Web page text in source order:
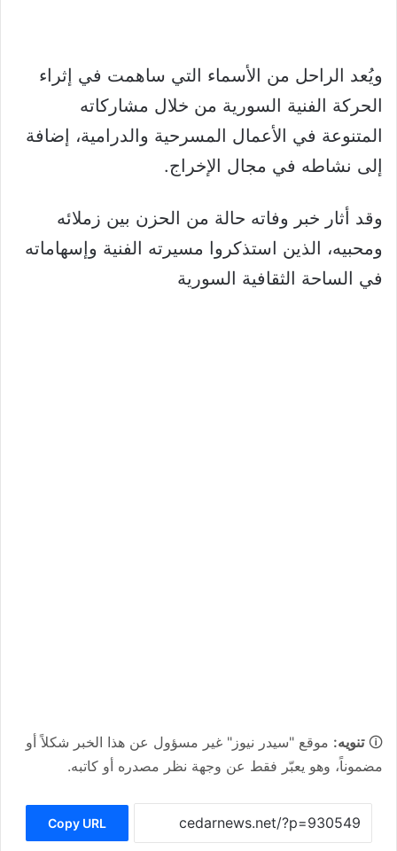
ويُعد الراحل من الأسماء التي ساهمت في إثراء
الحركة الفنية السورية من خلال مشاركاته
المتنوعة في الأعمال المسرحية والدرامية، إضافة
إلى نشاطه في مجال الإخراج.
وقد أثار خبر وفاته حالة من الحزن بين زملائه
ومحبيه، الذين استذكروا مسيرته الفنية وإسهاماته
في الساحة الثقافية السورية
🛈تنويه: موقع "سيدر نيوز" غير مسؤول عن هذا الخبر شكلاً أو
مضموناً، وهو يعبّر فقط عن وجهة نظر مصدره أو كاتبه.
Copy URL